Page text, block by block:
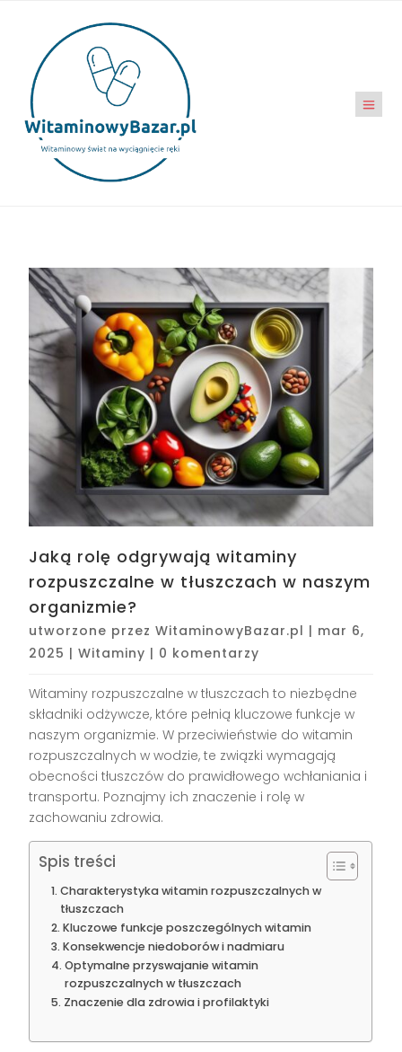
Jaką rolę odgrywają witaminy
rozpuszczalne w tłuszczach w naszym
organizmie?
utworzone przezWitaminowyBazar.pl | mar 6,
2025 |Witaminy | 0 komentarzy
Witaminy rozpuszczalne w tłuszczach to niezbędne
składniki odżywcze, które pełnią kluczowe funkcje w
naszym organizmie. W przeciwieństwie do witamin
rozpuszczalnych w wodzie, te związki wymagają
obecności tłuszczów do prawidłowego wchłaniania i
transportu. Poznajmy ich znaczenie i rolę w
zachowaniu zdrowia.
Spis treści
Charakterystyka witamin rozpuszczalnych w
tłuszczach
Kluczowe funkcje poszczególnych witamin
Konsekwencje niedoborów i nadmiaru
Optymalne przyswajanie witamin
rozpuszczalnych w tłuszczach
Znaczenie dla zdrowia i profilaktyki